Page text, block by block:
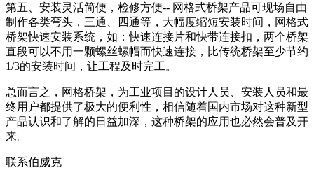
第五、安装灵活简便，检修方便-- 网格式桥架产品可现场自由
制作各类弯头，三通、四通等，大幅度缩短安装时间，网格式
桥架快速安装系统，如：快速连接片和快带连接扣，两个桥架
直段可以不用一颗螺丝螺帽而快速连接，比传统桥架至少节约
1/3的安装时间，让工程及时完工。
总而言之，网格桥架，为工业项目的设计人员、安装人员和最
终用户都提供了极大的便利性，相信随着国内市场对这种新型
产品认识和了解的日益加深，这种桥架的应用也必然会普及开
来。
联系伯威克